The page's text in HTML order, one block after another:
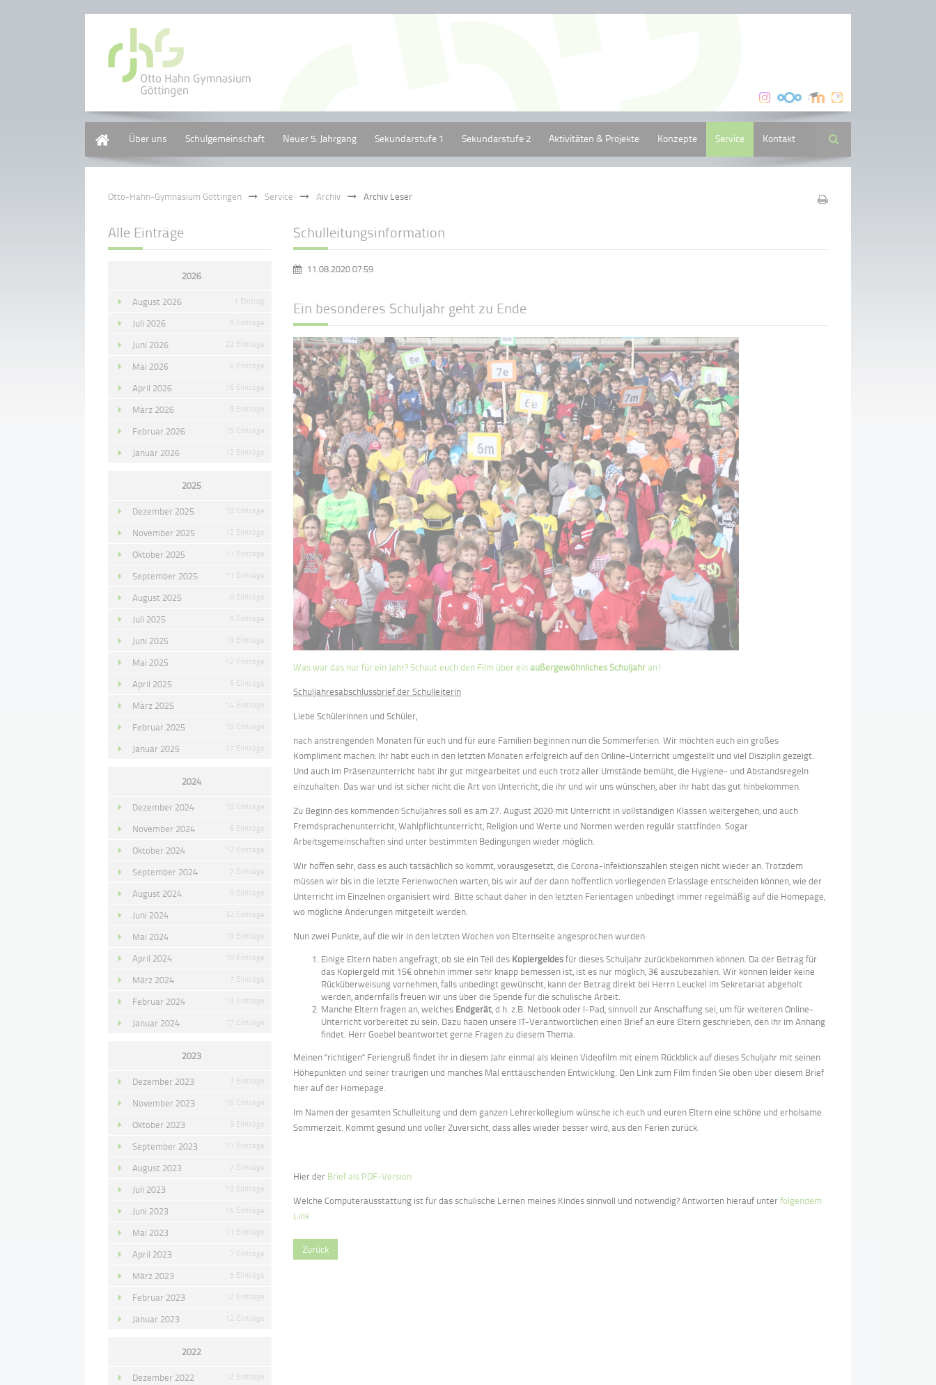
Über uns Schulgemeinschaft Neuer 5. Jahrgang Sekundarstufe 1 Sekundarstufe 2 Aktivitäten & Projekte Konzepte Service Kontakt Suche
Otto-Hahn-Gymnasium Göttingen Service Archiv Archiv Leser
Schulleitungsinformation
11.08.2020 07:59
Ein besonderes Schuljahr geht zu Ende
Was war das nur für ein Jahr? Schaut euch den Film über einaußergewöhnliches Schuljahran!
Schuljahresabschlussbrief der Schulleiterin
Liebe Schülerinnen und Schüler,
nach anstrengenden Monaten für euch und für eure Familien beginnen nun die Sommerferien. Wir möchten euch ein großes
Kompliment machen: Ihr habt euch in den letzten Monaten erfolgreich auf den Online-Unterricht umgestellt und viel Disziplin gezeigt.
Und auch im Präsenzunterricht habt ihr gut mitgearbeitet und euch trotz aller Umstände bemüht, die Hygiene- und Abstandsregeln
einzuhalten. Das war und ist sicher nicht die Art von Unterricht, die ihr und wir uns wünschen, aber ihr habt das gut hinbekommen.
Zu Beginn des kommenden Schuljahres soll es am 27. August 2020 mit Unterricht in vollständigen Klassen weitergehen, und auch
Fremdsprachenunterricht, Wahlpflichtunterricht, Religion und Werte und Normen werden regulär stattfinden. Sogar
Arbeitsgemeinschaften sind unter bestimmten Bedingungen wieder möglich.
Wir hoffen sehr, dass es auch tatsächlich so kommt, vorausgesetzt, die Corona-Infektionszahlen steigen nicht wieder an. Trotzdem
müssen wir bis in die letzte Ferienwochen warten, bis wir auf der dann hoffentlich vorliegenden Erlasslage entscheiden können, wie der
Unterricht im Einzelnen organisiert wird. Bitte schaut daher in den letzten Ferientagen unbedingt immer regelmäßig auf die Homepage,
wo mögliche Änderungen mitgeteilt werden.
Nun zwei Punkte, auf die wir in den letzten Wochen von Elternseite angesprochen wurden:
Einige Eltern haben angefragt, ob sie ein Teil des Kopiergeldesfür dieses Schuljahr zurückbekommen können. Da der Betrag für
das Kopiergeld mit 15€ ohnehin immer sehr knapp bemessen ist, ist es nur möglich, 3€ auszubezahlen. Wir können leider keine
Rücküberweisung vornehmen, falls unbedingt gewünscht, kann der Betrag direkt bei Herrn Leuckel im Sekretariat abgeholt
werden, andernfalls freuen wir uns über die Spende für die schulische Arbeit.
Manche Eltern fragen an, welches Endgerät, d.h. z.B. Netbook oder I-Pad, sinnvoll zur Anschaffung sei, um für weiteren Online-
Unterricht vorbereitet zu sein. Dazu haben unsere IT-Verantwortlichen einen Brief an eure Eltern geschrieben, den ihr im Anhang
findet. Herr Goebel beantwortet gerne Fragen zu diesem Thema.
Meinen "richtigen" Feriengruß findet ihr in diesem Jahr einmal als kleinen Videofilm mit einem Rückblick auf dieses Schuljahr mit seinen
Höhepunkten und seiner traurigen und manches Mal enttäuschenden Entwicklung. Den Link zum Film finden Sie oben über diesem Brief
hier auf der Homepage.
Im Namen der gesamten Schulleitung und dem ganzen Lehrerkollegium wünsche ich euch und euren Eltern eine schöne und erholsame
Sommerzeit. Kommt gesund und voller Zuversicht, dass alles wieder besser wird, aus den Ferien zurück.
Hier der Brief als PDF-Version
Welche Computerausstattung ist für das schulische Lernen meines Kindes sinnvoll und notwendig? Antworten hierauf unterfolgendem
Link
Zurück
Alle Einträge
2026
August 2026 1 Eintrag
Juli 2026 5 Einträge
Juni 2026 22 Einträge
Mai 2026 6 Einträge
April 2026 16 Einträge
März 2026 9 Einträge
Februar 2026 15 Einträge
Januar 2026 12 Einträge
2025
Dezember 2025 10 Einträge
November 2025 12 Einträge
Oktober 2025 11 Einträge
September 2025 11 Einträge
August 2025 8 Einträge
Juli 2025 5 Einträge
Juni 2025 19 Einträge
Mai 2025 12 Einträge
April 2025 6 Einträge
März 2025 14 Einträge
Februar 2025 10 Einträge
Januar 2025 17 Einträge
2024
Dezember 2024 10 Einträge
November 2024 6 Einträge
Oktober 2024 12 Einträge
September 2024 7 Einträge
August 2024 5 Einträge
Juni 2024 32 Einträge
Mai 2024 19 Einträge
April 2024 10 Einträge
März 2024 7 Einträge
Februar 2024 13 Einträge
Januar 2024 17 Einträge
2023
Dezember 2023 7 Einträge
November 2023 16 Einträge
Oktober 2023 9 Einträge
September 2023 11 Einträge
August 2023 7 Einträge
Juli 2023 13 Einträge
Juni 2023 14 Einträge
Mai 2023 11 Einträge
April 2023 7 Einträge
März 2023 5 Einträge
Februar 2023 12 Einträge
Januar 2023 12 Einträge
2022
Dezember 2022 12 Einträge